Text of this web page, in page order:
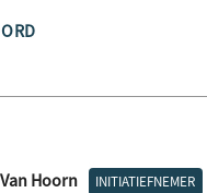
Hoorn INITIATIEFNEMER